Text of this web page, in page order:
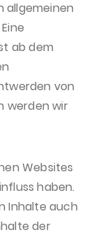
allgemeinen
ab dem
von
werden wir
Websites
haben.
Inhalte auch
der